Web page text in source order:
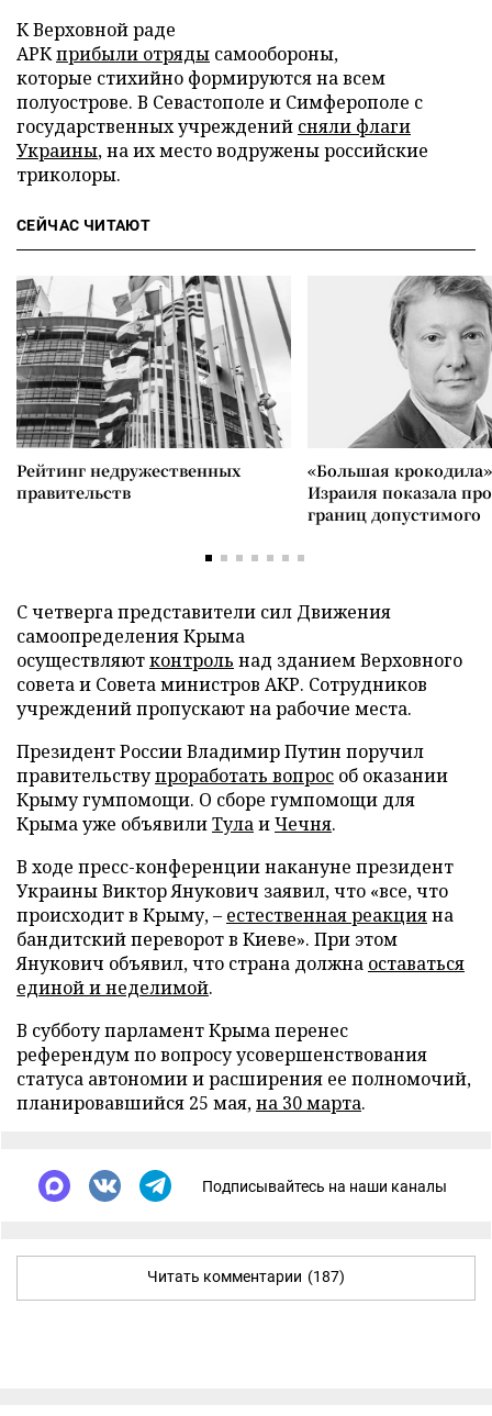
К Верховной раде
АРКприбыли отряды самообороны,
которые стихийно формируются на всем
полуострове. В Севастополе и Симферополе с
государственных учреждений сняли флаги
Украины, на их место водружены российские
триколоры.
СЕЙЧАС ЧИТАЮТ
Рейтинг недружественных
правительств
«Большая
Израиля показала
границ допустимого
С четверга представители сил Движения
самоопределения Крыма
осуществляютконтроль над зданием Верховного
совета и Совета министров АКР. Сотрудников
учреждений пропускают на рабочие места.
Президент России Владимир Путин поручил
правительствупроработать вопрос об оказании
Крыму гумпомощи. О сборе гумпомощи для
Крыма уже объявилиТулаиЧечня.
В ходе пресс-конференции накануне президент
Украины Виктор Янукович заявил, что «все, что
происходит в Крыму, – естественная реакцияна
бандитский переворот в Киеве». При этом
Янукович объявил, что страна должна оставаться
единой и неделимой.
В субботу парламент Крыма перенес
референдум по вопросу усовершенствования
статуса автономии и расширения ее полномочий,
планировавшийся 25 мая,на 30 марта.
Подписывайтесь на наши каналы
Читать комментарии (187)